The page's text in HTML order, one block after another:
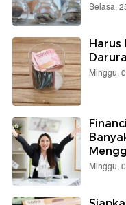
Selasa,
Harus
Minggu,
Minggu,